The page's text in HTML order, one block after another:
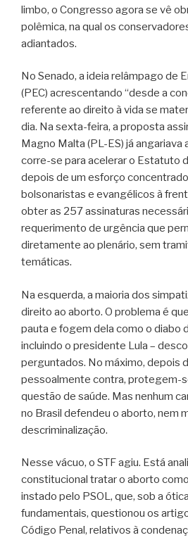
limbo, o Congresso agora se vê
polêmica, na qual os
adiantados.
No Senado, a ideia relâmpago de
(PEC) acrescentando “desde a
referente ao direito à vida se
dia. Na sexta-feira, a proposta
Magno Malta (PL-ES) já angariava
corre-se para acelerar o Estatuto
depois de um esforço
bolsonaristas e evangélicos à
obter as 257 assinaturas
requerimento de urgência que
diretamente ao plenário, sem
temáticas.
Na esquerda, a maioria dos
direito ao aborto. O problema é
pauta e fogem dela como o diabo
incluindo o presidente Lula –
perguntados. No máximo, depois
pessoalmente contra, protegem-
questão de saúde. Mas nenhum
no Brasil defendeu o aborto, nem
descriminalização.
Nesse vácuo, o STF agiu. Está
constitucional tratar o aborto
instado pelo PSOL, que, sob a
fundamentais, questionou os
Código Penal, relativos à